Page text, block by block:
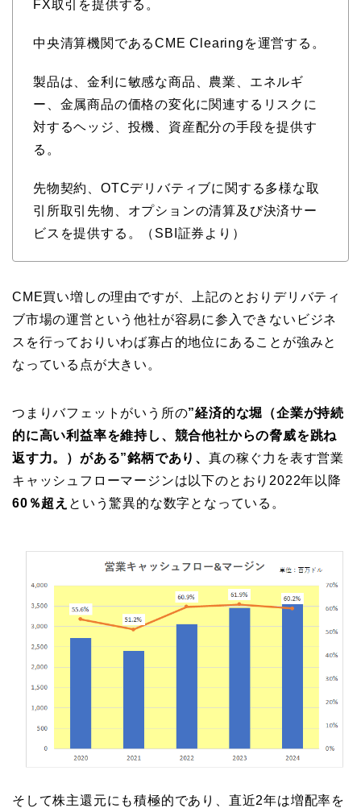
FX取引を提供する。
中央清算機関であるCME Clearingを運営する。
製品は、金利に敏感な商品、農業、エネルギ
ー、金属商品の価格の変化に関連するリスクに
対するヘッジ、投機、資産配分の手段を提供す
る。
先物契約、OTCデリバティブに関する多様な取
引所取引先物、オプションの清算及び決済サー
ビスを提供する。（SBI証券より）
CME買い増しの理由ですが、上記のとおりデリバティ
ブ市場の運営という他社が容易に参入できないビジネ
スを行っておりいわば寡占的地位にあることが強みと
なっている点が大きい。
つまりバフェットがいう所の”経済的な堀（企業が持続
的に高い利益率を維持し、競合他社からの脅威を跳ね
返す力。）がある”銘柄であり、 真の稼ぐ力を表す営業
キャッシュフローマージンは以下のとおり2022年以降
60％超え という驚異的な数字となっている。
そして株主還元にも積極的であり、直近2年は増配率を